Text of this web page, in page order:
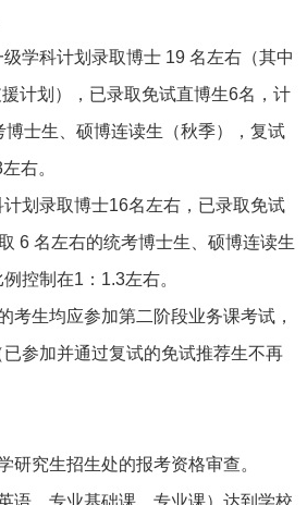
学科计划录取博士 19 名左右（其中
计划），已录取免试直博生6名，计
士生、硕博连读生（秋季），复试
右。
划录取博士16名左右，已录取免试
6 名左右的统考博士生、硕博连读生
控制在1：1.3左右。
考生均应参加第二阶段业务课考试，
参加并通过复试的免试推荐生不再
研究生招生处的报考资格审查。
语、专业基础课、专业课）达到学校